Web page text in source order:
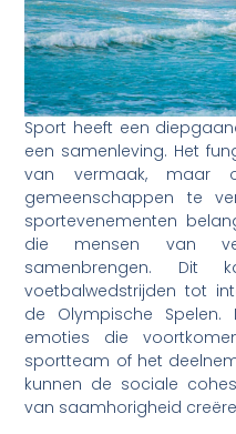
Sport heeft een
een samenleving. Het
van vermaak, maar
gemeenschappen te
sportevenementen
die mensen van
samenbrengen. Dit
voetbalwedstrijden tot
de Olympische
emoties die
sportteam of het
kunnen de sociale
van saamhorigheid